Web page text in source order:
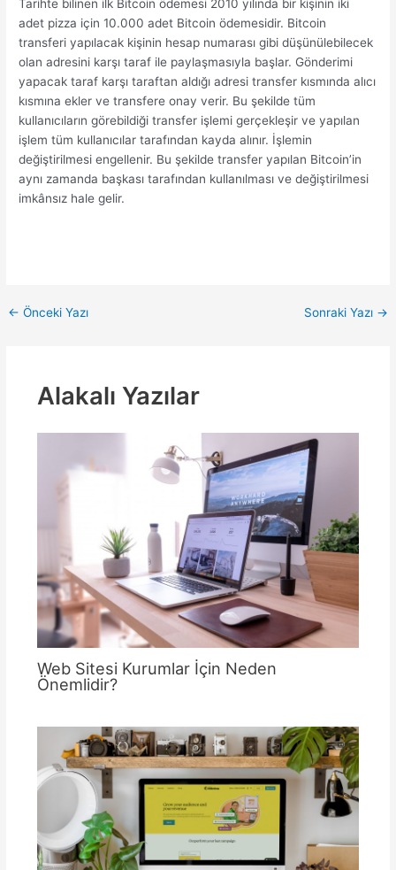
Tarihte bilinen ilk Bitcoin ödemesi 2010 yılında bir kişinin iki
adet pizza için 10.000 adet Bitcoin ödemesidir. Bitcoin
transferi yapılacak kişinin hesap numarası gibi düşünülebilecek
olan adresini karşı taraf ile paylaşmasıyla başlar. Gönderimi
yapacak taraf karşı taraftan aldığı adresi transfer kısmında alıcı
kısmına ekler ve transfere onay verir. Bu şekilde tüm
kullanıcıların görebildiği transfer işlemi gerçekleşir ve yapılan
işlem tüm kullanıcılar tarafından kayda alınır. İşlemin
değiştirilmesi engellenir. Bu şekilde transfer yapılan Bitcoin’in
aynı zamanda başkası tarafından kullanılması ve değiştirilmesi
imkânsız hale gelir.
Yazı
← Önceki Yazı Sonraki Yazı →
Alakalı Yazılar
Web Sitesi Kurumlar İçin Neden
Önemlidir?